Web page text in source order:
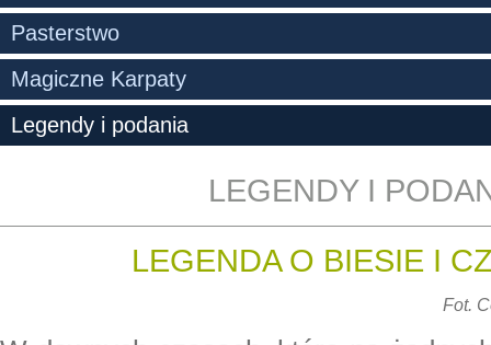
Pasterstwo
Magiczne Karpaty
Legendy i podania
LEGENDY I
LEGENDA O BIESIE I
Fot.